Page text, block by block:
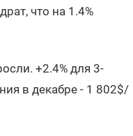
что на 1.4%
+2.4% для 3-
в декабре - 1 802$/